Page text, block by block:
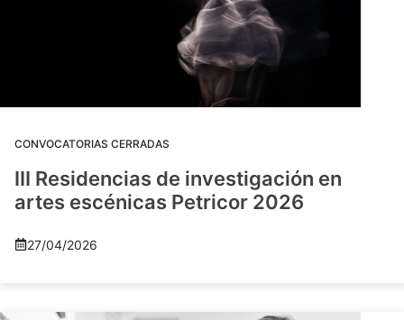
CONVOCATORIAS CERRADAS
III Residencias de investigación en
artes escénicas Petricor 2026
27/04/2026